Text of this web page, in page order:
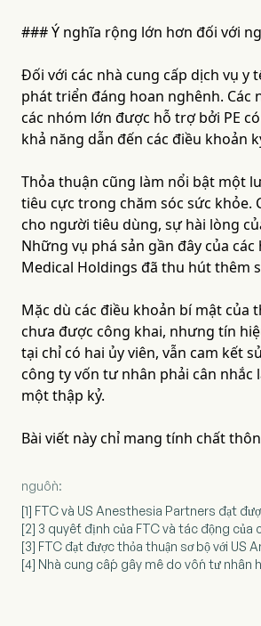
### Ý nghĩa rộng lớn hơn đối với
Đối với các nhà cung cấp dịch vụ y
phát triển đáng hoan nghênh. Các
các nhóm lớn được hỗ trợ bởi PE
khả năng dẫn đến các điều khoản
Thỏa thuận cũng làm nổi bật một
tiêu cực trong chăm sóc sức khỏe.
cho người tiêu dùng, sự hài lòng
Những vụ phá sản gần đây của
Medical Holdings đã thu hút thêm
Mặc dù các điều khoản bí mật của
chưa được công khai, nhưng tín
tại chỉ có hai ủy viên, vẫn cam kết
công ty vốn tư nhân phải cân
một thập kỷ.
Bài viết này chỉ mang tính chất
nguồn:
[1] FTC và US Anesthesia Partners đạt
[2] 3 quyết định của FTC và tác động của
[3] FTC đạt được thỏa thuận sơ bộ với US
[4] Nhà cung cấp gây mê do vốn tư nhân